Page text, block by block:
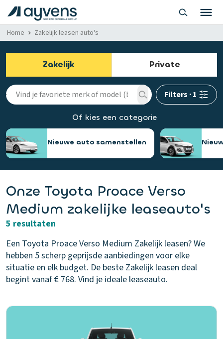
Home Zakelijk leasen auto's
Zakelijk Private
Filters ·1
Of kies een categorie
Nieuwe auto samenstellen
Onze Toyota Proace Verso
Medium zakelijke leaseauto's
5 resultaten
Een Toyota Proace Verso Medium Zakelijk leasen? We
hebben 5 scherp geprijsde aanbiedingen voor elke
situatie en elk budget. De beste Zakelijk leasen deal
begint vanaf € 768. Vind je ideale leaseauto.